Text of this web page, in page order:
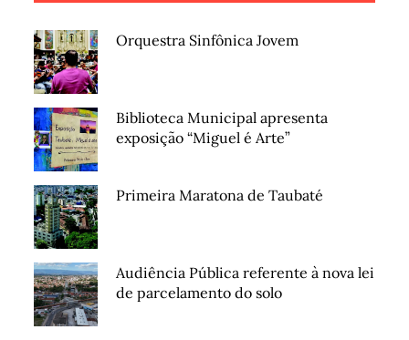
Orquestra Sinfônica Jovem
Biblioteca Municipal apresenta
exposição “Miguel é Arte”
Primeira Maratona de Taubaté
Audiência Pública referente à nova lei
de parcelamento do solo